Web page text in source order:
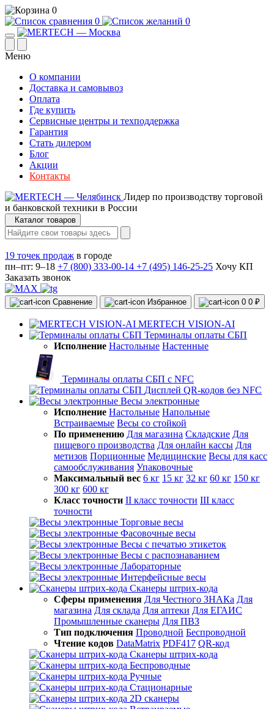
0
0
0
Меню
О компании
Доставка и самовывоз
Оплата
Где купить
Сервисные центры и техподдержка
Гарантия
Стать дилером
Блог
Акции
Контакты
Лидер по производству торговой
и банковской техники в России
Каталог товаров
19 точек продаж в городе
пн–пт: 9–18 +7 (800) 333-00-14 +7 (495) 146-25-25 Хочу КП
Заказать звонок
Сравнение Избранное 0 0 ₽
MERTECH VISION-AI
Терминалы оплаты СБП
Исполнение Настольные Настенные
Терминалы оплаты СБП с NFC
Дисплей QR-кодов без NFC
Весы электронные
Исполнение Настольные Напольные
Встраиваемые Весы со стойкой
По применению Для магазина Складские Для
пищевого производства Для онлайн кассы Для
метизов Порционные Медицинские Весы для касс
самообслуживания Упаковочные
Максимальный вес 6 кг 15 кг 32 кг 60 кг 150 кг
300 кг 600 кг
Класс точности II класс точности III класс
точности
Торговые весы
Фасовочные весы
Весы с печатью этикеток
Весы с распознаванием
Лабораторные
Интерфейсные весы
Сканеры штрих-кода
Сферы применения Для Честного ЗНАКа Для
магазина Для склада Для аптеки Для ЕГАИС
Промышленные сканеры Для ПВЗ
Тип подключения Проводной Беспроводной
Чтение кодов DataMatrix PDF417 QR-код
Сканеры штрих-кода
Беспроводные
Ручные
Стационарные
2D сканеры